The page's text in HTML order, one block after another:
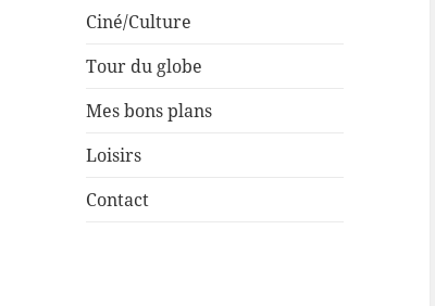
Ciné/Culture
Tour du globe
Mes bons plans
Loisirs
Contact